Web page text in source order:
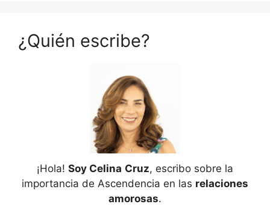
¿Quién escribe?
¡Hola! Soy Celina Cruz, escribo sobre la
importancia de Ascendencia en las relaciones
amorosas.